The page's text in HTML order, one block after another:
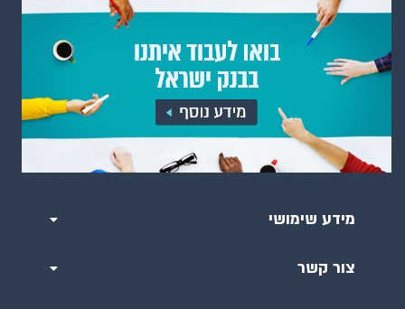
מק"מ, איגרות חוב ממשלתיות וקונצרניות
המצרפים, הנכסים והאשראי
האינפלציה והתחזיות לאינפלציה
הריבית והכלים המוניטריים
שוק מטבע חוץ ושערי חליפין
פעילות המשק מול חוץ לארץ
מערכות התשלומים
מידע שימושי
צור קשר